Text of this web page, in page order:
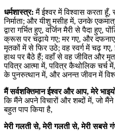
धर्मशास्त्र:मैं ईश्वर में विश्वास करता हूँ,
निर्माता; और यीशु मसीह में, उनके
द्वारा गर्भित हुए, वर्जिन मैरी से पैदा
क्रूस पर चढ़ाये गए; मर गए, और
मृतकों में से फिर उठे; वह स्वर्ग में चढ़ गए,
हाथ पर बैठे हैं; वहाँ से वह जीवित और
पवित्र आत्मा में, पवित्र कैथोलिक चर्च
के पुनरुत्थान में, और अनन्त जीवन में
मैं सर्वशक्तिमान ईश्वर और आप, मेरे
कि मैंने अपने विचारों और शब्दों में, जो
बहुत पाप किया है,
मेरी गलती से, मेरी गलती से, मेरी सबसे